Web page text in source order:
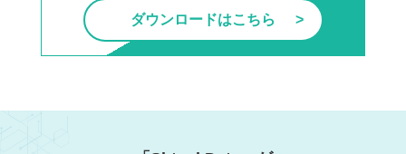
ダウンロードはこちら